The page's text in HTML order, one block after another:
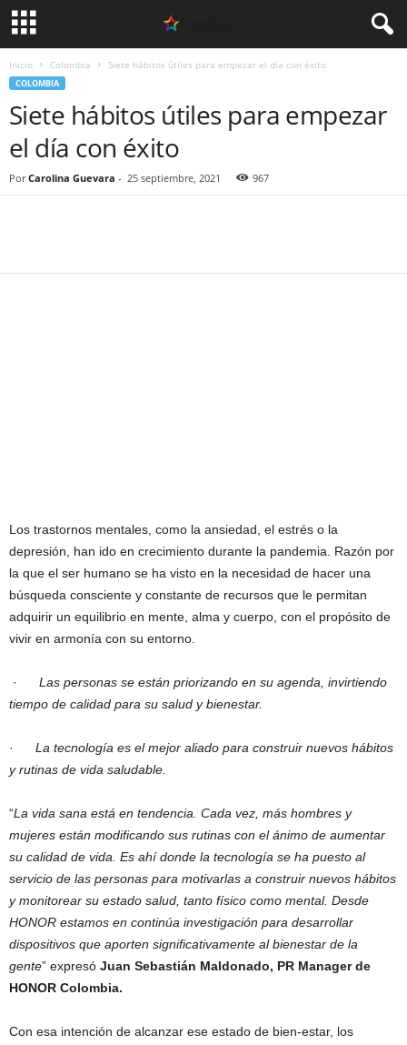
Inicio Colombia Siete hábitos útiles para empezar el día con éxito
COLOMBIA
Siete hábitos útiles para empezar
el día con éxito
Por Carolina Guevara - 25 septiembre, 2021 967
Los trastornos mentales, como la ansiedad, el estrés o la
depresión, han ido en crecimiento durante la pandemia. Razón por
la que el ser humano se ha visto en la necesidad de hacer una
búsqueda consciente y constante de recursos que le permitan
adquirir un equilibrio en mente, alma y cuerpo, con el propósito de
vivir en armonía con su entorno.
· Las personas se están priorizando en su agenda, invirtiendo
tiempo de calidad para su salud y bienestar.
· La tecnología es el mejor aliado para construir nuevos hábitos
y rutinas de vida saludable.
“La vida sana está en tendencia. Cada vez, más hombres y
mujeres están modificando sus rutinas con el ánimo de aumentar
su calidad de vida. Es ahí donde la tecnología se ha puesto al
servicio de las personas para motivarlas a construir nuevos hábitos
y monitorear su estado salud, tanto físico como mental. Desde
HONOR estamos en continúa investigación para desarrollar
dispositivos que aporten significativamente al bienestar de la
gente” expresó Juan Sebastián Maldonado, PR Manager de
HONOR Colombia.
Con esa intención de alcanzar ese estado de bien-estar, los